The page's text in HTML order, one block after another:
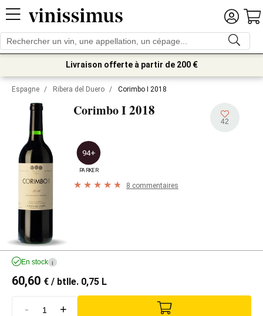
Livraison offerte à partir de 200 €
Espagne / Ribera del Duero / Corimbo I 2018
Corimbo I2018
42
94+
PARKER
8 commentaires
En stock i
60,60 € / btlle. 0,75 L
- +